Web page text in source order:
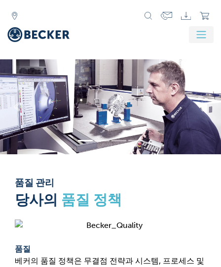
Zurück
품질 관리
당사의 품질 정책
품질
베커의 품질 정책은 무결점 전략과 시스템, 프로세스 및